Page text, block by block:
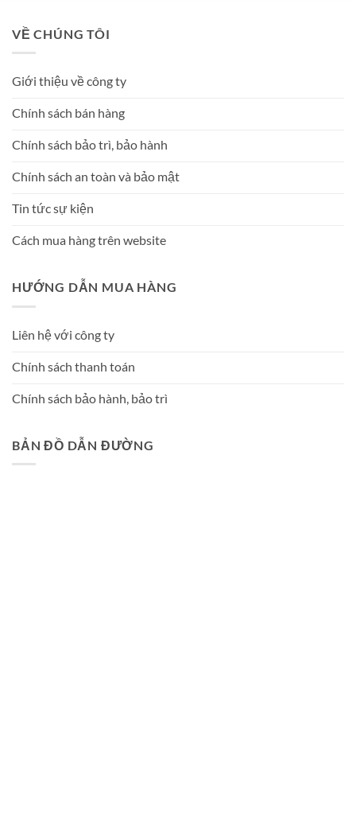
VỀ CHÚNG TÔI
Giới thiệu về công ty
Chính sách bán hàng
Chính sách bảo trì, bảo hành
Chính sách an toàn và bảo mật
Tin tức sự kiện
Cách mua hàng trên website
HƯỚNG DẪN MUA HÀNG
Liên hệ với công ty
Chính sách thanh toán
Chính sách bảo hành, bảo trì
BẢN ĐỒ DẪN ĐƯỜNG